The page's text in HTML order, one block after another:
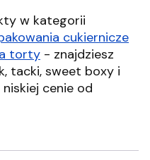
w kategorii
cukiernicze
torty - znajdziesz
tacki, sweet boxy i
cenie od